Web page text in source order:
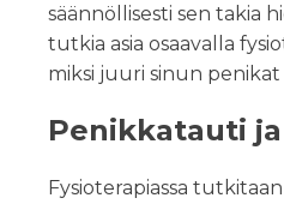
säännöllisesti sen takia
tutkia asia osaavalla
miksi juuri sinun penikat
Penikkatauti
Fysioterapiassa